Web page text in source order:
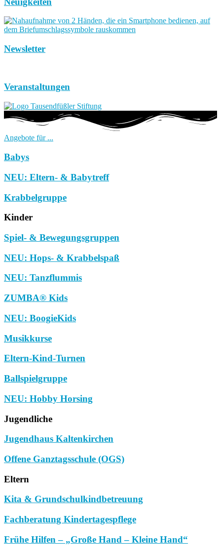
Newsletter
Veranstaltungen
Angebote für ...
Babys
NEU: Eltern- & Babytreff
Krabbelgruppe
Kinder
Spiel- & Bewegungsgruppen
NEU: Hops- & Krabbelspaß
NEU: Tanzflummis
ZUMBA® Kids
NEU: BoogieKids
Musikkurse
Eltern-Kind-Turnen
Ballspielgruppe
NEU: Hobby Horsing
Jugendliche
Jugendhaus Kaltenkirchen
Offene Ganztagsschule (OGS)
Eltern
Kita & Grundschulkindbetreuung
Fachberatung Kindertagespflege
Frühe Hilfen – „Große Hand – Kleine Hand“